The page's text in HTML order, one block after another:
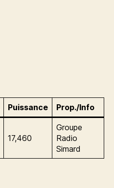
Puissance Prop./Info
17,460
Groupe
Radio
Simard